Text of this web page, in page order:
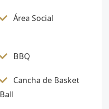
Área Social
BBQ
Cancha de Basket
Ball